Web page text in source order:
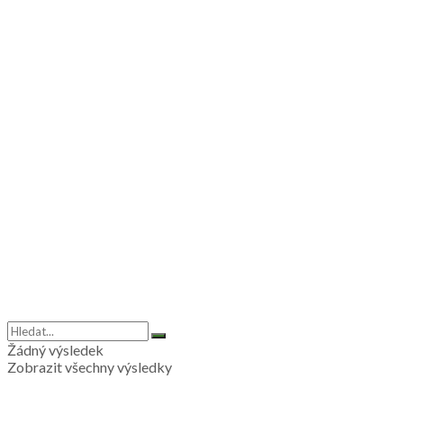
Žádný výsledek
Zobrazit všechny výsledky